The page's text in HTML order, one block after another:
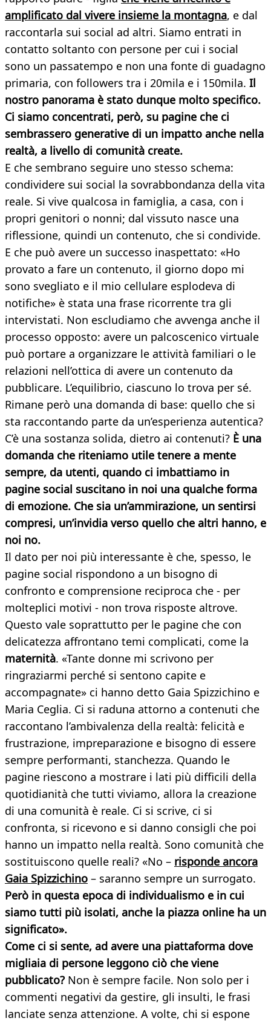
amplificato dal vivere insieme la montagna, e dal
raccontarla sui social ad altri. Siamo entrati in
contatto soltanto con persone per cui i social
sono un passatempo e non una fonte di guadagno
primaria, con followers tra i 20mila e i 150mila. Il
nostro panorama è stato dunque molto specifico.
Ci siamo concentrati, però, su pagine che ci
sembrassero generative di un impatto anche nella
realtà, a livello di comunità create.
E che sembrano seguire uno stesso schema:
condividere sui social la sovrabbondanza della vita
reale. Si vive qualcosa in famiglia, a casa, con i
propri genitori o nonni; dal vissuto nasce una
riflessione, quindi un contenuto, che si condivide.
E che può avere un successo inaspettato: «Ho
provato a fare un contenuto, il giorno dopo mi
sono svegliato e il mio cellulare esplodeva di
notifiche» è stata una frase ricorrente tra gli
intervistati. Non escludiamo che avvenga anche il
processo opposto: avere un palcoscenico virtuale
può portare a organizzare le attività familiari o le
relazioni nell’ottica di avere un contenuto da
pubblicare. L’equilibrio, ciascuno lo trova per sé.
Rimane però una domanda di base: quello che si
sta raccontando parte da un’esperienza autentica?
C’è una sostanza solida, dietro ai contenuti? È una
domanda che riteniamo utile tenere a mente
sempre, da utenti, quando ci imbattiamo in
pagine social suscitano in noi una qualche forma
di emozione. Che sia un’ammirazione, un sentirsi
compresi, un’invidia verso quello che altri hanno, e
noi no.
Il dato per noi più interessante è che, spesso, le
pagine social rispondono a un bisogno di
confronto e comprensione reciproca che - per
molteplici motivi - non trova risposte altrove.
Questo vale soprattutto per le pagine che con
delicatezza affrontano temi complicati, come la
maternità. «Tante donne mi scrivono per
ringraziarmi perché si sentono capite e
accompagnate» ci hanno detto Gaia Spizzichino e
Maria Ceglia. Ci si raduna attorno a contenuti che
raccontano l’ambivalenza della realtà: felicità e
frustrazione, impreparazione e bisogno di essere
sempre performanti, stanchezza. Quando le
pagine riescono a mostrare i lati più difficili della
quotidianità che tutti viviamo, allora la creazione
di una comunità è reale. Ci si scrive, ci si
confronta, si ricevono e si danno consigli che poi
hanno un impatto nella realtà. Sono comunità che
sostituiscono quelle reali? «No – risponde ancora
Gaia Spizzichino – saranno sempre un surrogato.
Però in questa epoca di individualismo e in cui
siamo tutti più isolati, anche la piazza online ha un
significato».
Come ci si sente, ad avere una piattaforma dove
migliaia di persone leggono ciò che viene
pubblicato? Non è sempre facile. Non solo per i
commenti negativi da gestire, gli insulti, le frasi
lanciate senza attenzione. A volte, chi si espone